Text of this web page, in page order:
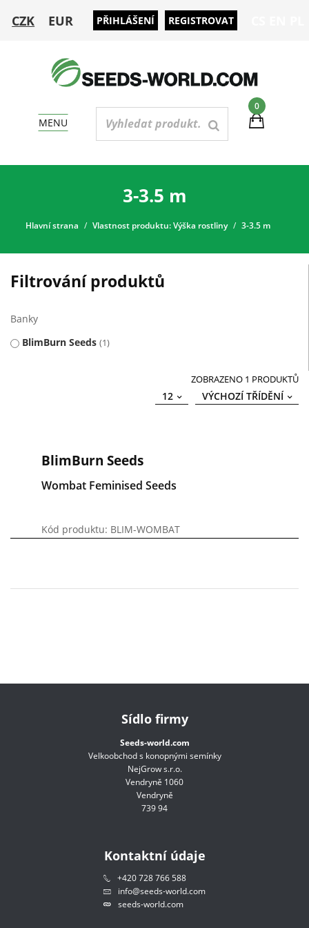
CZK EUR PŘIHLÁŠENÍ REGISTROVAT
0
MENU
3-3.5 m
Hlavní strana Vlastnost produktu: Výška rostliny 3-3.5 m
Filtrování produktů
Banky
BlimBurn Seeds 1
ZOBRAZENO 1 PRODUKTŮ
VÝCHOZÍ TŘÍDĚNÍ
12
BlimBurn Seeds
Wombat Feminised Seeds
Kód produktu: BLIM-WOMBAT
Sídlo firmy
Seeds-world.com
Velkoobchod s konopnými semínky
NejGrow s.r.o.
Vendryně 1060
Vendryně
739 94
Kontaktní údaje
+420 728 766 588
info@seeds-world.com
seeds-world.com